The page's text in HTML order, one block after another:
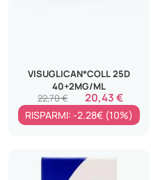
VISUGLICAN*COLL 25D
40+2MG/ML
20,43 €
22,70 €
RISPARMI: -2.28€ (10%)